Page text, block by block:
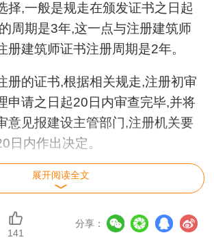
择,一般是规走在颁发证书之日起
周期是3年,这一点与注册建筑师
册建筑师证书注册周期是2年。
的证书,根据相关规走,注册初审
申请之日起20日内审查完毕,并将
意见报建设主管部门,注册机关要
日内作出决定。
延续注册,由于证书是次注册,
要受理的时间比较长,手续比较繁
续注册的证书所需要受理的时间则
展开阅读全文
141
分享：